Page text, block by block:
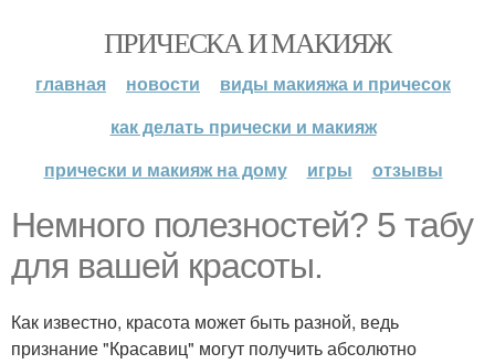
ПРИЧЕСКА И МАКИЯЖ
главная новости
виды макияжа и причесок
как делать прически и макияж
прически и макияж на дому
игры отзывы
Немного полезностей? 5 табу
для вашей красоты.
Как известно, красота может быть разной, ведь
признание "Красавиц" могут получить абсолютно